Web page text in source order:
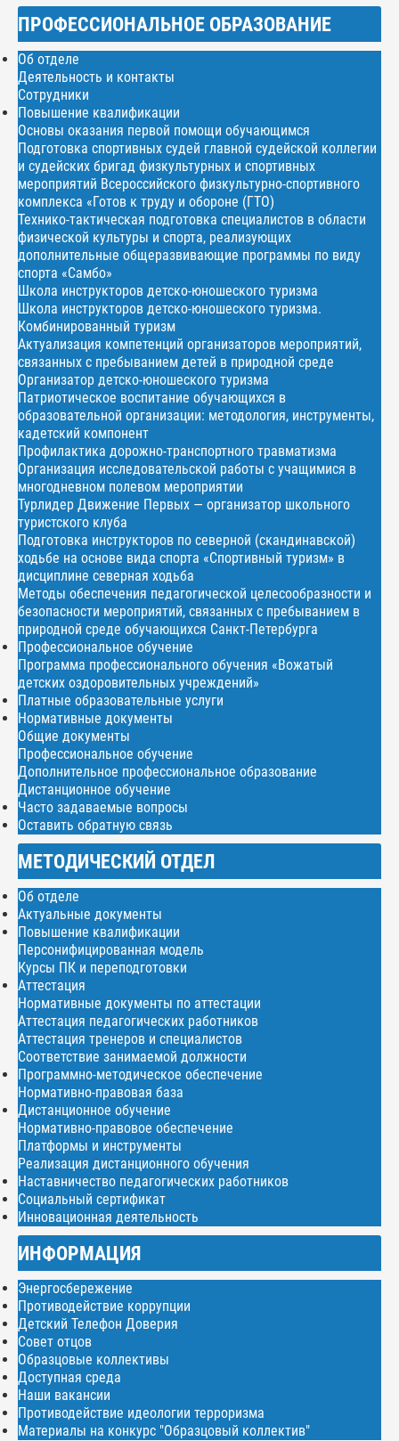
ПРОФЕССИОНАЛЬНОЕ ОБРАЗОВАНИЕ
Об отделе
Деятельность и контакты
Сотрудники
Повышение квалификации
Основы оказания первой помощи обучающимся
Подготовка спортивных судей главной судейской коллегии
и судейских бригад физкультурных и спортивных
мероприятий Всероссийского физкультурно-спортивного
комплекса «Готов к труду и обороне (ГТО)
Технико-тактическая подготовка специалистов в области
физической культуры и спорта, реализующих
дополнительные общеразвивающие программы по виду
спорта «Самбо»
Школа инструкторов детско-юношеского туризма
Школа инструкторов детско-юношеского туризма.
Комбинированный туризм
Актуализация компетенций организаторов мероприятий,
связанных с пребыванием детей в природной среде
Организатор детско-юношеского туризма
Патриотическое воспитание обучающихся в
образовательной организации: методология, инструменты,
кадетский компонент
Профилактика дорожно-транспортного травматизма
Организация исследовательской работы с учащимися в
многодневном полевом мероприятии
Турлидер Движение Первых — организатор школьного
туристского клуба
Подготовка инструкторов по северной (скандинавской)
ходьбе на основе вида спорта «Спортивный туризм» в
дисциплине северная ходьба
Методы обеспечения педагогической целесообразности и
безопасности мероприятий, связанных с пребыванием в
природной среде обучающихся Санкт-Петербурга
Профессиональное обучение
Программа профессионального обучения «Вожатый
детских оздоровительных учреждений»
Платные образовательные услуги
Нормативные документы
Общие документы
Профессиональное обучение
Дополнительное профессиональное образование
Дистанционное обучение
Часто задаваемые вопросы
Оставить обратную связь
МЕТОДИЧЕСКИЙ ОТДЕЛ
Об отделе
Актуальные документы
Повышение квалификации
Персонифицированная модель
Курсы ПК и переподготовки
Аттестация
Нормативные документы по аттестации
Аттестация педагогических работников
Аттестация тренеров и специалистов
Соответствие занимаемой должности
Программно-методическое обеспечение
Нормативно-правовая база
Дистанционное обучение
Нормативно-правовое обеспечение
Платформы и инструменты
Реализация дистанционного обучения
Наставничество педагогических работников
Социальный сертификат
Инновационная деятельность
ИНФОРМАЦИЯ
Энергосбережение
Противодействие коррупции
Детский Телефон Доверия
Совет отцов
Образцовые коллективы
Доступная среда
Наши вакансии
Противодействие идеологии терроризма
Материалы на конкурс "Образцовый коллектив"